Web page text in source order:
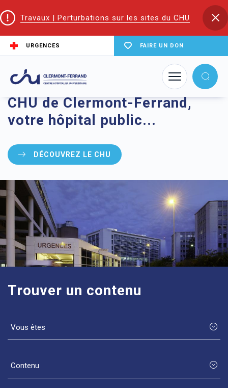
Travaux | Perturbations sur les sites du CHU
URGENCES FAIRE UN DON
BIENVENUE SUR LE SITE DU
CHU de Clermont-Ferrand,
votre hôpital public...
DÉCOUVREZ LE CHU
Trouver un contenu
Vous êtes
Contenu